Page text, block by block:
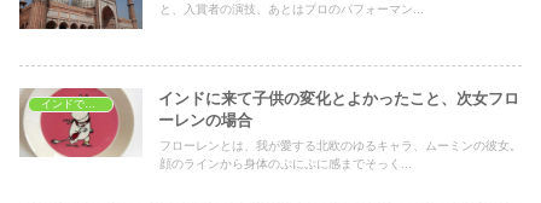
と、入賞者の演技、あとはプロのパフォーマン...
インドに来て子供の変化とよかったこと、次女フロ
ーレンの場合
フローレンとは、我が愛する北欧のゆるキャラ、ムーミンの彼女。
顔のラインから身体のぷにぷに感までそっく...